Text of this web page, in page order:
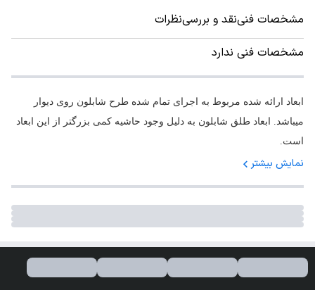
مشخصات فنینقد و بررسینظرات
مشخصات فنی ندارد
ابعاد ارائه شده مربوط به اجرای تمام شده طرح شابلون روی دیوار
میباشد. ابعاد طلق شابلون به دلیل وجود حاشیه کمی بزرگتر از این ابعاد
است.
نمایش بیشتر